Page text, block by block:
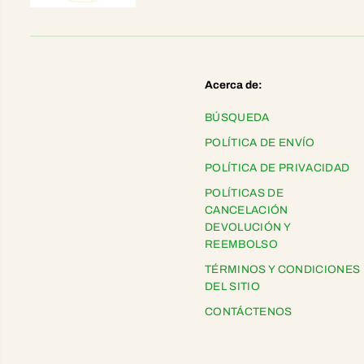
Acerca de:
BÚSQUEDA
POLÍTICA DE ENVÍO
POLÍTICA DE PRIVACIDAD
POLÍTICAS DE
CANCELACIÓN
DEVOLUCIÓN Y
REEMBOLSO
TÉRMINOS Y CONDICIONES
DEL SITIO
CONTÁCTENOS